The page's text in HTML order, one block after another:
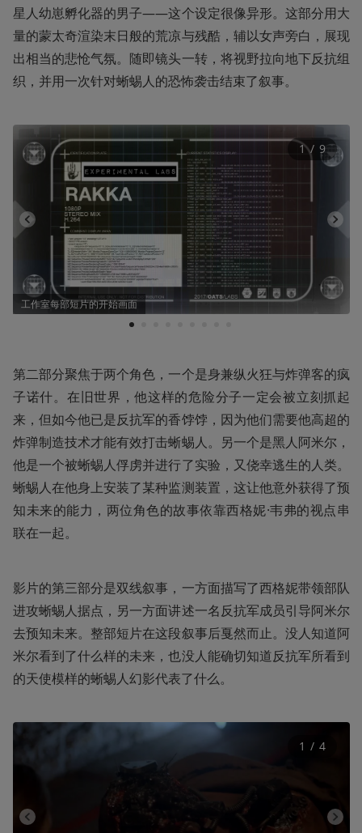
星人幼崽孵化器的男子——这个设定很像异形。这部分用大
量的蒙太奇渲染末日般的荒凉与残酷，辅以女声旁白，展现
出相当的悲怆气氛。随即镜头一转，将视野拉向地下反抗组
织，并用一次针对蜥蜴人的恐怖袭击结束了叙事。
工作室每部短片的开始画面
1
1 / 9
第二部分聚焦于两个角色，一个是身兼纵火狂与炸弹客的疯
子诺什。在旧世界，他这样的危险分子一定会被立刻抓起
来，但如今他已是反抗军的香饽饽，因为他们需要他高超的
炸弹制造技术才能有效打击蜥蜴人。另一个是黑人阿米尔，
他是一个被蜥蜴人俘虏并进行了实验，又侥幸逃生的人类。
蜥蜴人在他身上安装了某种监测装置，这让他意外获得了预
知未来的能力，两位角色的故事依靠西格妮·韦弗的视点串
联在一起。
影片的第三部分是双线叙事，一方面描写了西格妮带领部队
进攻蜥蜴人据点，另一方面讲述一名反抗军成员引导阿米尔
去预知未来。整部短片在这段叙事后戛然而止。没人知道阿
米尔看到了什么样的未来，也没人能确切知道反抗军所看到
的天使模样的蜥蜴人幻影代表了什么。
1 / 4